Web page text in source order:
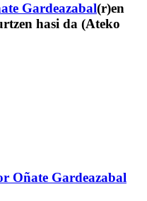
Gardeazabal(r)en
hasi da (Ateko
Oñate Gardeazabal